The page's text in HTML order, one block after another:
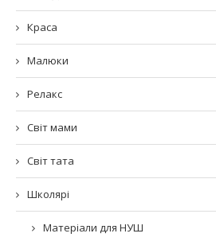
Краса
Малюки
Релакс
Світ мами
Світ тата
Школярі
Матеріали для НУШ